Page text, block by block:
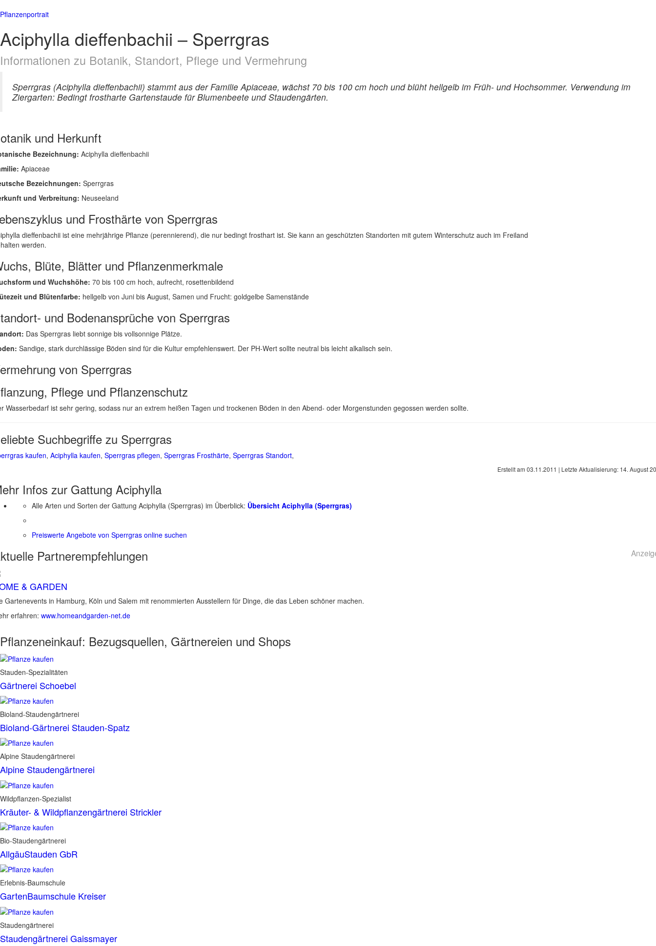
Pflanzenportrait
Aciphylla dieffenbachii – Sperrgras
Informationen zu Botanik, Standort, Pflege und Vermehrung
Sperrgras (Aciphylla dieffenbachii) stammt aus der Familie Apiaceae, wächst 70 bis 100 cm hoch und blüht hellgelb im Früh- und Hochsommer. Verwendung im
Ziergarten: Bedingt frostharte Gartenstaude für Blumenbeete und Staudengärten.
und Herkunft
Bezeichnung: Aciphylla dieffenbachii
Apiaceae
Bezeichnungen: Sperrgras
und Verbreitung: Neuseeland
und Frosthärte von Sperrgras
dieffenbachii ist eine mehrjährige Pflanze (perennierend), die nur bedingt frosthart ist. Sie kann an geschützten Standorten mit gutem Winterschutz auch im Freiland
werden.
Blüte, Blätter und Pflanzenmerkmale
und Wuchshöhe: 70 bis 100 cm hoch, aufrecht, rosettenbildend
und Blütenfarbe: hellgelb von Juni bis August, Samen und Frucht: goldgelbe Samenstände
und Bodenansprüche von Sperrgras
Das Sperrgras liebt sonnige bis vollsonnige Plätze.
Sandige, stark durchlässige Böden sind für die Kultur empfehlenswert. Der PH-Wert sollte neutral bis leicht alkalisch sein.
von Sperrgras
Pflege und Pflanzenschutz
Wasserbedarf ist sehr gering, sodass nur an extrem heißen Tagen und trockenen Böden in den Abend- oder Morgenstunden gegossen werden sollte.
Suchbegriffe zu Sperrgras
kaufen, Aciphylla kaufen, Sperrgras pflegen, Sperrgras Frosthärte, Sperrgras Standort,
Erstellt am 03.11.2011 | Letzte Aktualisierung: 14. August
Infos zur Gattung Aciphylla
Alle Arten und Sorten der Gattung Aciphylla (Sperrgras) im Überblick: Übersicht Aciphylla (Sperrgras)
Preiswerte Angebote von Sperrgras online suchen
Partnerempfehlungen
& GARDEN
Gartenevents in Hamburg, Köln und Salem mit renommierten Ausstellern für Dinge, die das Leben schöner machen.
erfahren: www.homeandgarden-net.de
Pflanzeneinkauf: Bezugsquellen, Gärtnereien und Shops
Stauden-Spezialitäten
Gärtnerei Schoebel
Bioland-Staudengärtnerei
Bioland-Gärtnerei Stauden-Spatz
Alpine Staudengärtnerei
Alpine Staudengärtnerei
Wildpflanzen-Spezialist
Kräuter- & Wildpflanzengärtnerei Strickler
Bio-Staudengärtnerei
AllgäuStauden GbR
Erlebnis-Baumschule
GartenBaumschule Kreiser
Staudengärtnerei
Staudengärtnerei Gaissmayer